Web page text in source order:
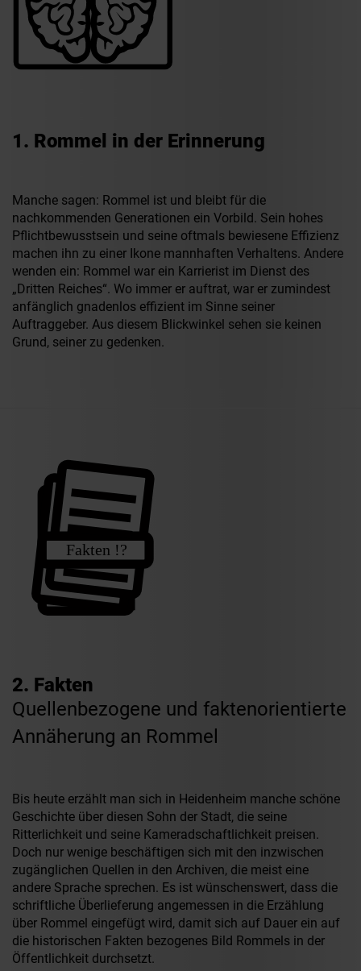
1. Rommel in der Erinnerung
Manche sagen: Rommel ist und bleibt für die
nachkommenden Generationen ein Vorbild. Sein hohes
Pflichtbewusstsein und seine oftmals bewiesene Effizienz
machen ihn zu einer Ikone mannhaften Verhaltens. Andere
wenden ein: Rommel war ein Karrierist im Dienst des
„Dritten Reiches“. Wo immer er auftrat, war er zumindest
anfänglich gnadenlos effizient im Sinne seiner
Auftraggeber. Aus diesem Blickwinkel sehen sie keinen
Grund, seiner zu gedenken.
2. Fakten
Quellenbezogene und faktenorientierte
Annäherung an Rommel
Bis heute erzählt man sich in Heidenheim manche schöne
Geschichte über diesen Sohn der Stadt, die seine
Ritterlichkeit und seine Kameradschaftlichkeit preisen.
Doch nur wenige beschäftigen sich mit den inzwischen
zugänglichen Quellen in den Archiven, die meist eine
andere Sprache sprechen. Es ist wünschenswert, dass die
schriftliche Überlieferung angemessen in die Erzählung
über Rommel eingefügt wird, damit sich auf Dauer ein auf
die historischen Fakten bezogenes Bild Rommels in der
Öffentlichkeit durchsetzt.